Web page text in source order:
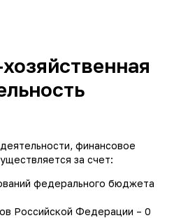
финансовое
за счет:
федерального бюджета
Российской Федерации – 0